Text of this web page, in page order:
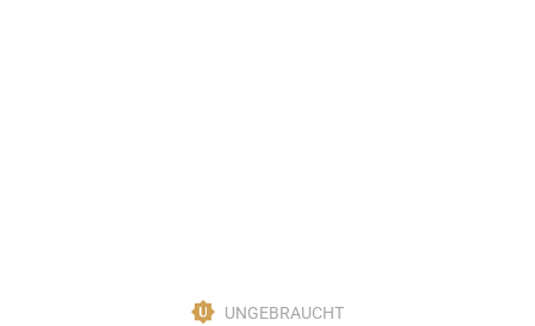
UNGEBRAUCHT